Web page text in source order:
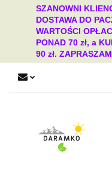
SZANOWNI
DOSTAWA DO
WARTOŚCI
PONAD 70 zł, a
90 zł.